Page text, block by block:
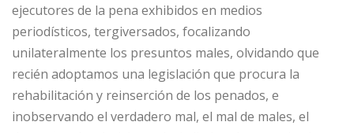
ejecutores de la pena exhibidos en medios
periodísticos, tergiversados, focalizando
unilateralmente los presuntos males, olvidando que
recién adoptamos una legislación que procura la
rehabilitación y reinserción de los penados, e
inobservando el verdadero mal, el mal de males, el